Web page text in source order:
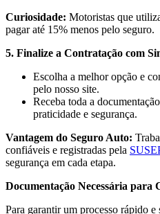
Curiosidade: Motoristas que
pagar até 15% menos pelo seguro.
5. Finalize a Contratação com
Escolha a melhor opção e
pelo nosso site.
Receba toda a
praticidade e segurança.
Vantagem do Seguro Auto:
confiáveis e registradas pela
segurança em cada etapa.
Documentação Necessária para
Para garantir um processo rápido